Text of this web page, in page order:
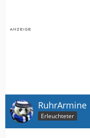
RuhrArmine
Erleuchteter